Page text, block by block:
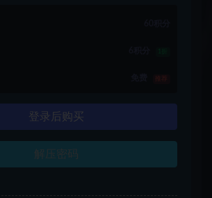
推荐
登录后购买
解压密码